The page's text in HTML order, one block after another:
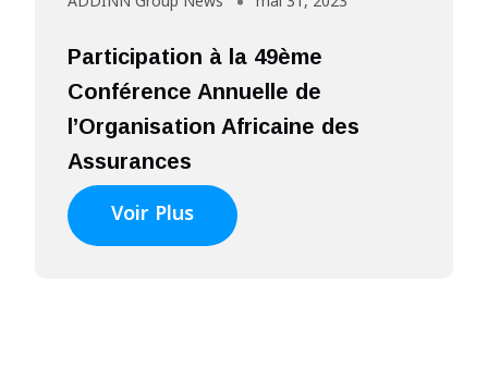
Participation à la 49ème
Conférence Annuelle de
l’Organisation Africaine des
Assurances
Voir Plus